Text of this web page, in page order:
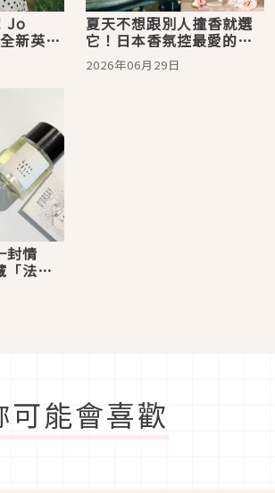
Jo
新英倫
蔔花
陷
夏天不想跟別人撞香就選
它！日本香氛控最愛的新
款法國小眾香水，Maison
Margiela、TRUDON都上
2026年06月29日
封情
「法國
《K.M.
可能會喜歡